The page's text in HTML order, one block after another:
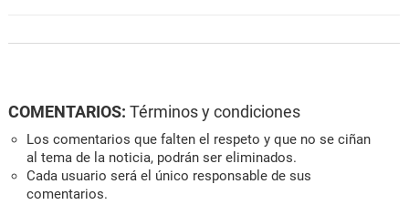
COMENTARIOS: Términos y condiciones
Los comentarios que falten el respeto y que no se ciñan
al tema de la noticia, podrán ser eliminados.
Cada usuario será el único responsable de sus
comentarios.